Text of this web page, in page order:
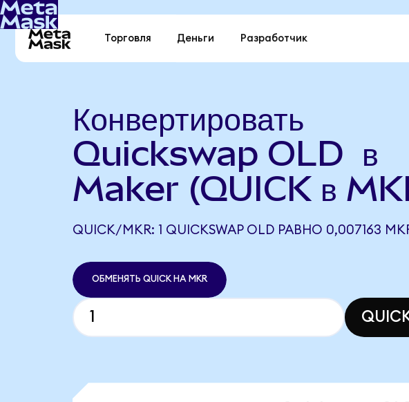
Торговля Деньги Разработчик
Конвертировать
Quickswap OLD в
Maker (QUICK в
QUICK/MKR: 1 QUICKSWAP OLD РАВНО 0,007163
ОБМЕНЯТЬ QUICK НА MKR